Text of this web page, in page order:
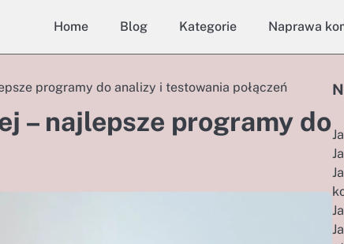
Home Blog Kategorie Naprawa
programy do analizy i testowania połączeń
– najlepsze programy do